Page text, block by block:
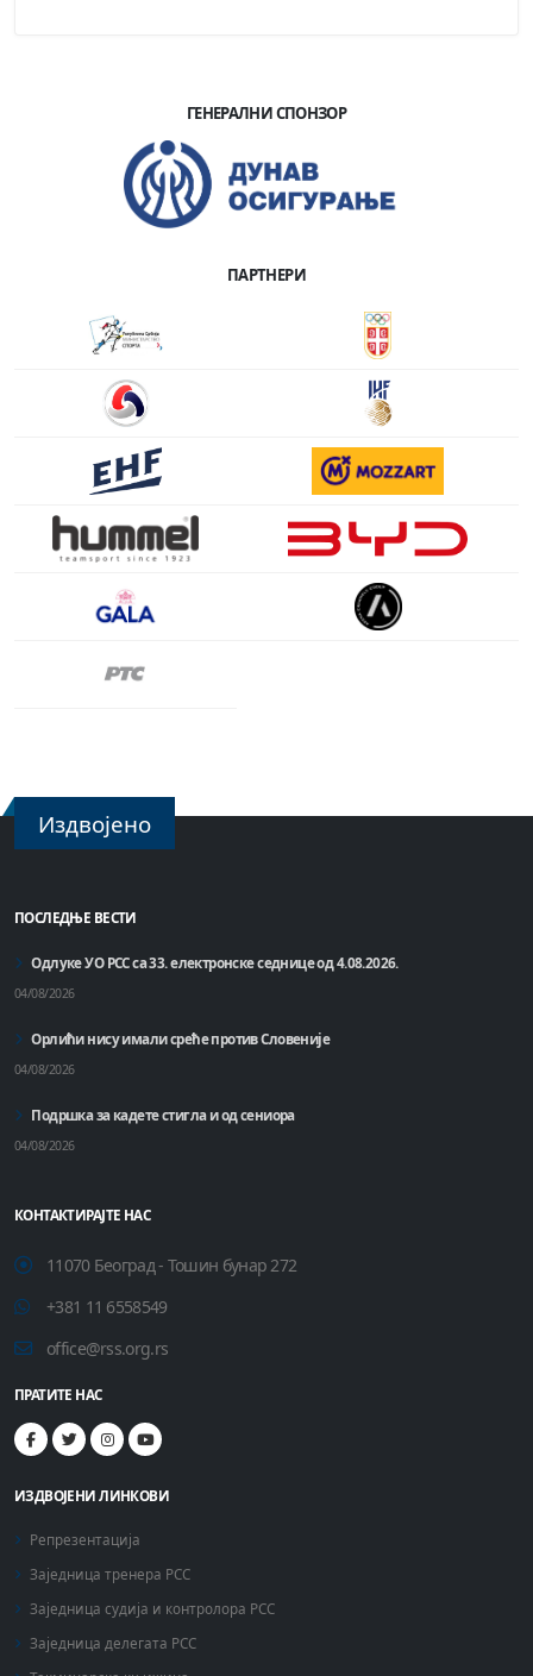
ГЕНЕРАЛНИ СПОНЗОР
ПАРТНЕРИ
Издвојено
ПОСЛЕДЊЕ ВЕСТИ
Одлуке УО РСС са 33. електронске седнице од 4.08.2026.
04/08/2026
Орлићи нису имали среће против Словеније
04/08/2026
Подршка за кадете стигла и од сениора
04/08/2026
КОНТАКТИРАЈТЕ НАС
11070 Београд - Тошин бунар 272
+381 11 6558549
office@rss.org.rs
ПРАТИТЕ НАС
ИЗДВОЈЕНИ ЛИНКОВИ
Репрезентација
Заједница тренера РСС
Заједница судија и контролора РСС
Заједница делегата РСС